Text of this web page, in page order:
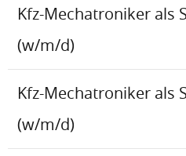
Kfz-Mechatroniker als
(w/m/d)
Kfz-Mechatroniker als
(w/m/d)